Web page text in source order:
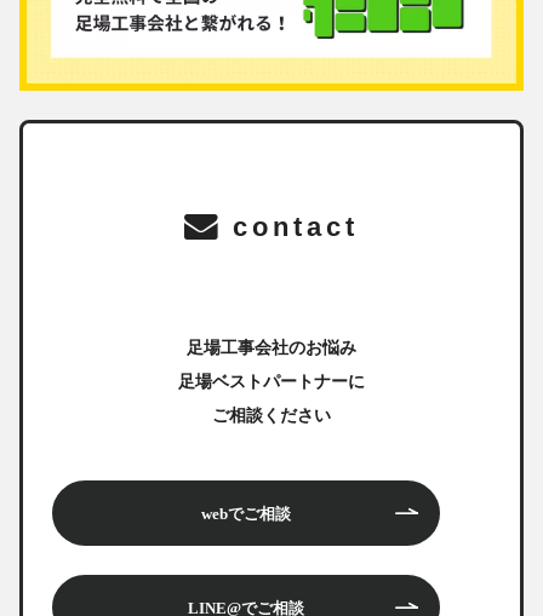
contact
足場工事会社のお悩み
足場ベストパートナーに
ご相談ください
webでご相談
LINE@でご相談